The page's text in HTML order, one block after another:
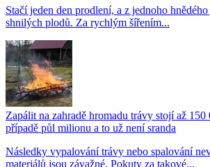
Stačí jeden den prodlení, a z jednoho
shnilých plodů. Za rychlým šířením...
Zapálit na zahradě hromadu trávy stojí až
případě půl milionu a to už není sranda
Následky vypalování trávy nebo spalování
materiálů jsou závažné. Pokuty za takové...